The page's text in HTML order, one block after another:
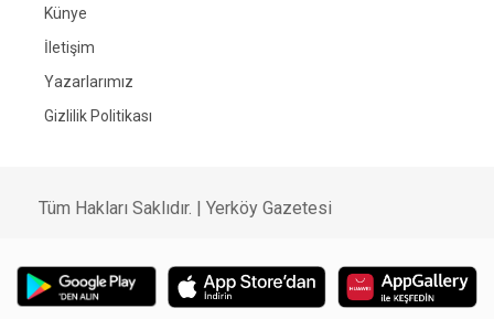
Künye
İletişim
Yazarlarımız
Gizlilik Politikası
Tüm Hakları Saklıdır. | Yerköy Gazetesi